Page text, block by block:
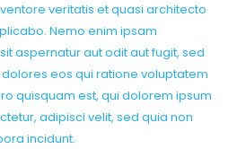
veritatis et quasi architecto
Nemo enim ipsam
aspernatur aut odit aut fugit, sed
eos qui ratione voluptatem
quisquam est, qui dolorem ipsum
adipisci velit, sed quia non
incidunt.